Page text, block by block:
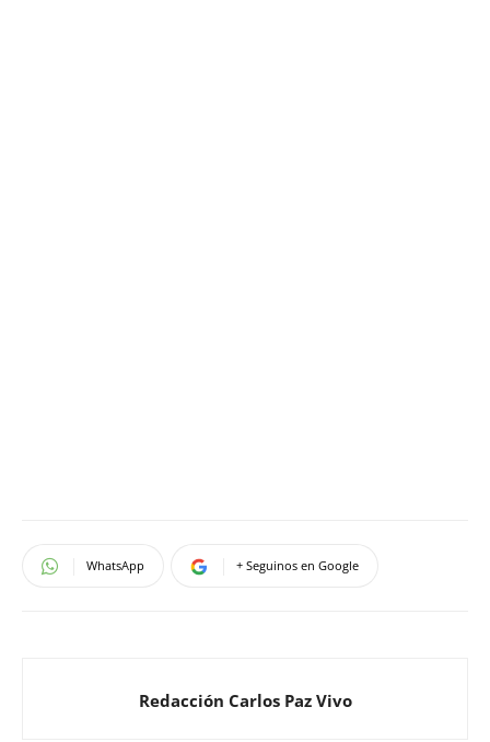
WhatsApp + Seguinos en Google
Redacción Carlos Paz Vivo